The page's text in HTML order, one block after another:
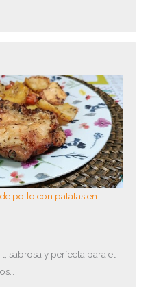
pollo con patatas en
sabrosa y perfecta para el